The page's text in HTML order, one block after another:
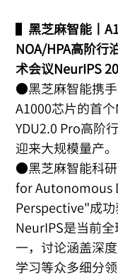
▌ 黑芝麻智能丨
NOA/HPA高阶行
术会议NeurIPS
●黑芝麻智能携
A1000芯片的首
YDU2.0 Pro高阶
迎来大规模量产。
●黑芝麻智能科
for Autonomous
Perspective"成功
NeurIPS是当前
一，讨论涵盖深
学习等众多细分领